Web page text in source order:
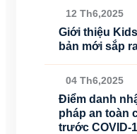
12 Th6,2025
Giới thiệu
bản mới sắp
04 Th6,2025
Điểm danh
pháp an toàn
trước COVID-